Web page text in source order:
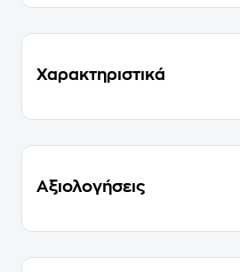
Χαρακτηριστικά
Αξιολογήσεις